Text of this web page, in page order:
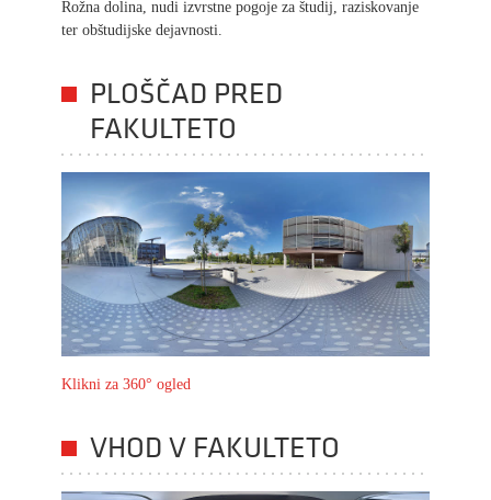
Rožna dolina, nudi izvrstne pogoje za študij, raziskovanje
ter obštudijske dejavnosti.
PLOŠČAD PRED
FAKULTETO
Klikni za 360° ogled
VHOD V FAKULTETO